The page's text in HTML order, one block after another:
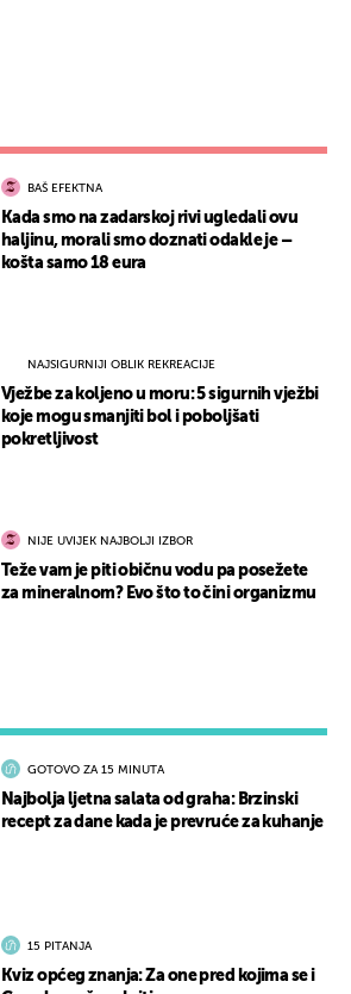
GOTOVO ZA 15 MINUTA
Najbolja ljetna salata od graha: Brzinski
recept za dane kada je prevruće za kuhanje
15 PITANJA
Kviz općeg znanja: Za one pred kojima se i
BAŠ EFEKTNA
Kada smo na zadarskoj rivi ugledali ovu
haljinu, morali smo doznati odakle je –
košta samo 18 eura
NAJSIGURNIJI OBLIK REKREACIJE
Vježbe za koljeno u moru: 5 sigurnih vježbi
koje mogu smanjiti bol i poboljšati
pokretljivost
NIJE UVIJEK NAJBOLJI IZBOR
Teže vam je piti običnu vodu pa posežete
za mineralnom? Evo što to čini organizmu